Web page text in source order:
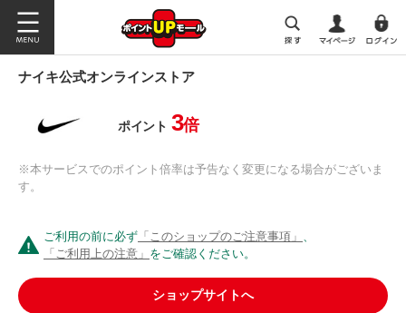
ナイキ公式オンラインストア
ポイント 3倍
※本サービスでのポイント倍率は予告なく変更になる場合がございま
す。
ご利用の前に必ず 「このショップのご注意事項」 、
「ご利用上の注意」 をご確認ください。
ショップサイトへ